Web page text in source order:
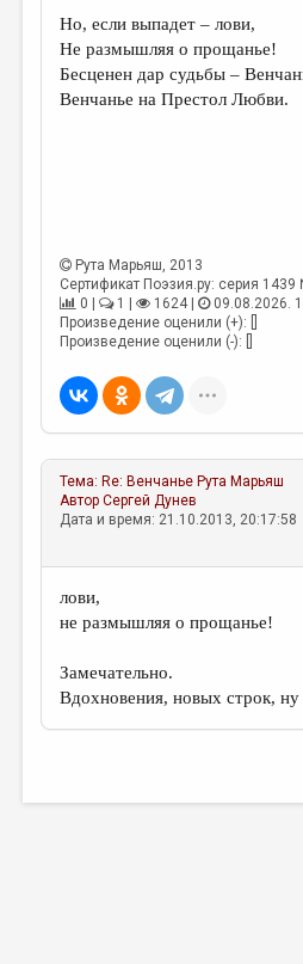
ПЕРЕВОДЫ
КОНКУРСЫ
ДЕТСКАЯ КОМНАТА
ОБЪЯВЛЕНИЯ
КОЛОНКА РЕДАКТОРА
РЕДКОЛЛЕГИЯ
ОТ РЕДАКЦИИ
МАЛАЯ ПРОЗА
ЭССЕИСТИКА
ЛИТЕРАТУРОВЕДЕНИЕ
КУЛЬТУРОВЕДЕНИЕ
ПУБЛИЦИСТИКА
ЦИКЛЫ ПУБЛИКАЦИЙ
ТРЕДИАКОВСКИЙ
Но, если выпадет – лови,
Не размышляя о прощанье!
Бесценен дар судьбы –
Венчанье на Престол Любви.
Рута Марьяш, 2013
Сертификат Поэзия.ру: серия
0 |
1 | 1624 |
09.08.2026.
Произведение оценили (+): []
Произведение оценили (-): []
Тема: Re: Венчанье Рута Марьяш
АвторСергей Дунев
Дата и время: 21.10.2013, 20:17:58
лови,
не размышляя о прощанье!
Замечательно.
Вдохновения, новых строк,